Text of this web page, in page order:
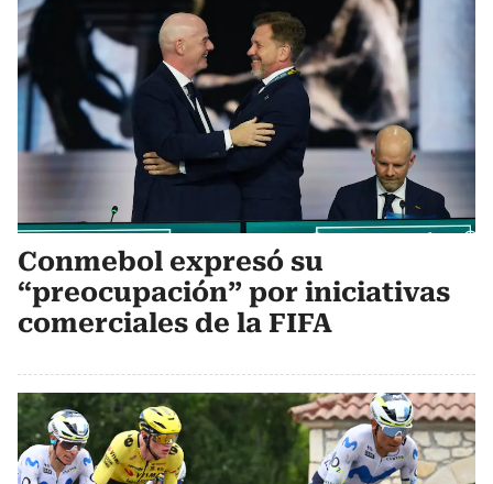
Conmebol expresó su
“preocupación” por iniciativas
comerciales de la FIFA